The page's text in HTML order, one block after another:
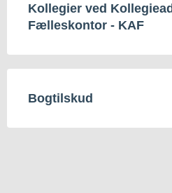
Kollegier ved
Fælleskontor - KAF
Bogtilskud